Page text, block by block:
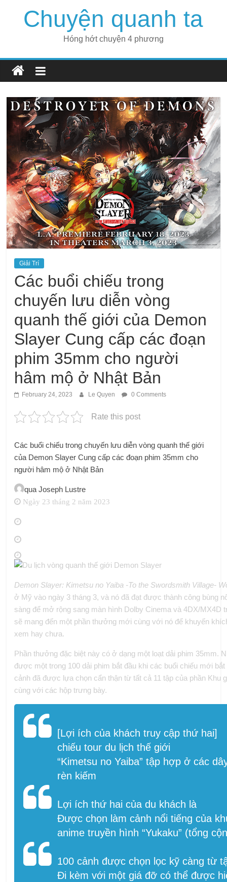
Chuyện quanh ta
Hóng hớt chuyện 4 phương
Giải Trí
Các buổi chiếu trong
chuyến lưu diễn vòng
quanh thế giới của Demon
Slayer Cung cấp các đoạn
phim 35mm cho người
hâm mộ ở Nhật Bản
February 24, 2023 Le Quyen 0 Comments
Rate this post
Các buổi chiếu trong chuyến lưu diễn vòng quanh thế giới
của Demon Slayer Cung cấp các đoạn phim 35mm cho
người hâm mộ ở Nhật Bản
quaJoseph Lustre
Ngày 23 tháng 2 năm 2023
Demon Slayer: Kimetsu no Yaiba -To the Swordsmith Village-
ở Mỹ vào ngày 3 tháng 3, và nó đã đạt được thành công bùng
sàng để mở rộng sang màn hình Dolby Cinema và 4DX/MX4D
sẽ mang đến một phần thưởng mới cùng với nó để khuyến
xem hay chưa.
Phần thưởng đặc biệt này có ở dạng một loạt dải phim 35mm.
được một trong 100 dải phim bắt đầu khi các buổi chiếu mới
cảnh đã được lựa chọn cẩn thận từ tất cả 11 tập của phần Khu
cùng với các hộp trưng bày.
[Lợi ích của khách truy cập thứ hai]
chiếu tour du lịch thế giới
“Kimetsu no Yaiba” tập hợp ở các
rèn kiếm
Lợi ích thứ hai của du khách là
Được chọn làm cảnh nổi tiếng của
anime truyền hình “Yukaku” (tổng
100 cảnh được chọn lọc kỹ càng từ
Đi kèm với một giá đỡ có thể được